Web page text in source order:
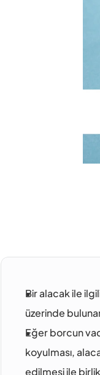
Bir alacak ile
üzerinde
Eğer borcun
koyulması,
edilmesi ile